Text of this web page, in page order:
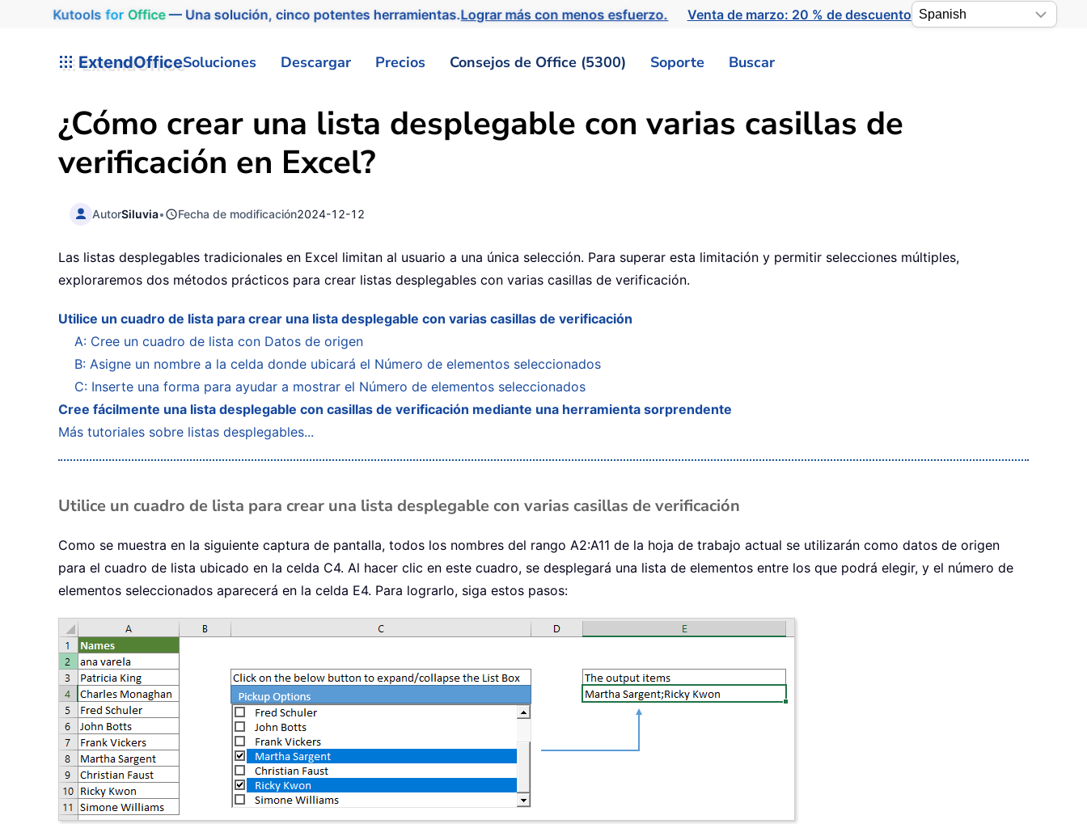
Kutools for Office— Una solución, cinco potentes herramientas.Lograr más con menos esfuerzo. Venta de marzo: 20 % de descuento
ExtendOfficeSoluciones Descargar Precios Consejos de Office (5300) Soporte Buscar
¿Cómo crear una lista desplegable con varias casillas de
verificación en Excel?
AutorSiluvia• Fecha de modificación2024-12-12
Las listas desplegables tradicionales en Excel limitan al usuario a una única selección. Para superar esta limitación y permitir selecciones múltiples,
exploraremos dos métodos prácticos para crear listas desplegables con varias casillas de verificación.
Utilice un cuadro de lista para crear una lista desplegable con varias casillas de verificación
A: Cree un cuadro de lista con Datos de origen
B: Asigne un nombre a la celda donde ubicará el Número de elementos seleccionados
C: Inserte una forma para ayudar a mostrar el Número de elementos seleccionados
Cree fácilmente una lista desplegable con casillas de verificación mediante una herramienta sorprendente
Más tutoriales sobre listas desplegables...
Utilice un cuadro de lista para crear una lista desplegable con varias casillas de verificación
Como se muestra en la siguiente captura de pantalla, todos los nombres del rango A2:A11 de la hoja de trabajo actual se utilizarán como datos de origen
para el cuadro de lista ubicado en la celda C4. Al hacer clic en este cuadro, se desplegará una lista de elementos entre los que podrá elegir, y el número de
elementos seleccionados aparecerá en la celda E4. Para lograrlo, siga estos pasos: